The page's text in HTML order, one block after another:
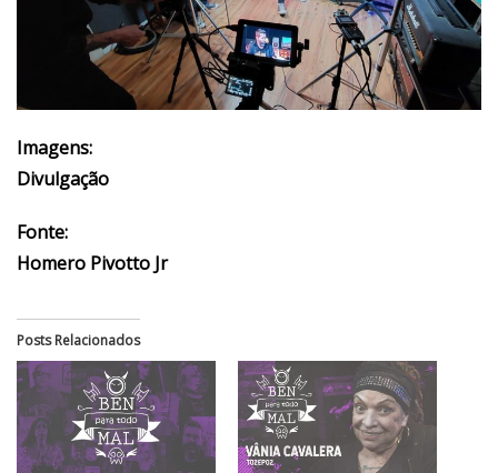
Imagens:
Divulgação
Fonte:
Homero Pivotto Jr
Posts Relacionados